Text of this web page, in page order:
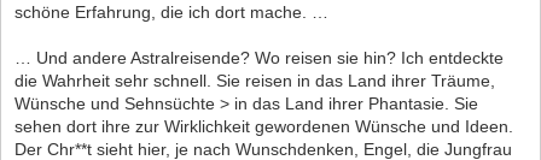
schöne Erfahrung, die ich dort mache. …
… Und andere Astralreisende? Wo reisen sie hin? Ich entdeckte
die Wahrheit sehr schnell. Sie reisen in das Land ihrer Träume,
Wünsche und Sehnsüchte > in das Land ihrer Phantasie. Sie
sehen dort ihre zur Wirklichkeit gewordenen Wünsche und Ideen.
Der Chr**t sieht hier, je nach Wunschdenken, Engel, die Jungfrau